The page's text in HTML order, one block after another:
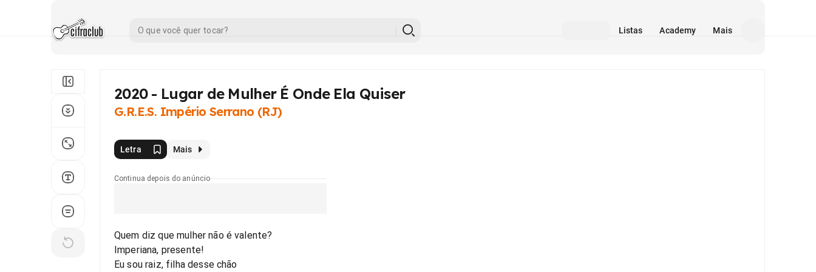
Listas Academy Mais
2020 - Lugar de Mulher É Onde Ela Quiser
G.R.E.S. Império Serrano (RJ)
Letra Mais
Continua depois do anúncio
Quem diz que mulher não é valente?
Imperiana, presente!
Eu sou raiz, filha desse chão